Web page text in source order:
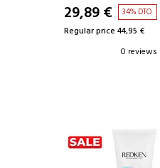
29,89 € 34% DTO.
Regular price 44,95 €
0 reviews